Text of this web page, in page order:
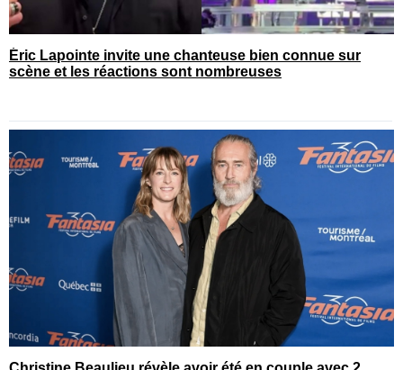
Éric Lapointe invite une chanteuse bien connue sur
scène et les réactions sont nombreuses